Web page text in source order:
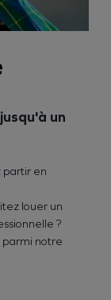
un
partir en
louer un
?
parmi notre